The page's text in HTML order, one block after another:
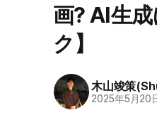
画? AI生
ク】
木山竣策
2025年5月20